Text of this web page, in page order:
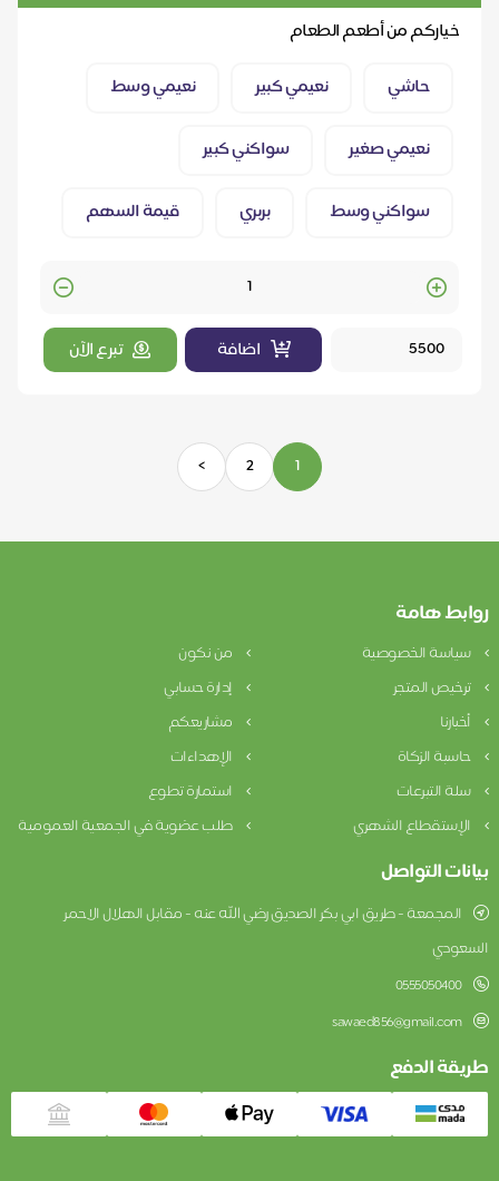
خياركم من أطعم الطعام
حاشي
نعيمي كبير نعيمي وسط
نعيمي صغير سواكني كبير
سواكني وسط بربري قيمة السهم
Quantity
اضافة
تبرع الآن
1
2
>
روابط هامة
سياسة الخصوصية
من نكون
ترخيص المتجر
إدارة حسابي
أخبارنا
مشاريعكم
حاسبة الزكاة
الإهداءات
سلة التبرعات
استمارة تطوع
الإستقطاع الشهري
طلب عضوية في الجمعية العمومية
بيانات التواصل
المجمعة - طريق ابي بكر الصديق رضي الله عنه - مقابل الهلال الاحمر
السعودي
0555050400
sawaed856@gmail.com
طريقة الدفع